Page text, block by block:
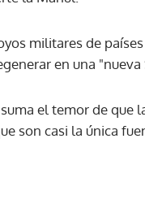
militares de
en una "nueva
el temor de
son casi la única